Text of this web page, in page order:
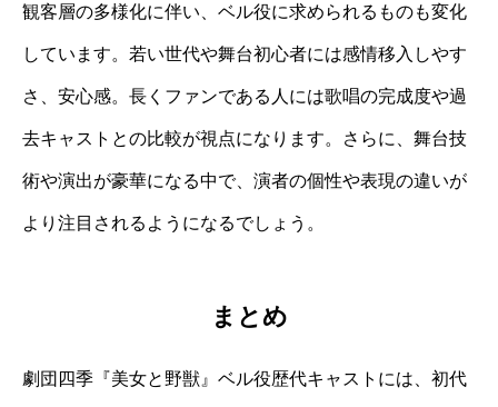
観客層の多様化に伴い、ベル役に求められるものも変化
しています。若い世代や舞台初心者には感情移入しやす
さ、安心感。長くファンである人には歌唱の完成度や過
去キャストとの比較が視点になります。さらに、舞台技
術や演出が豪華になる中で、演者の個性や表現の違いが
より注目されるようになるでしょう。
まとめ
劇団四季『美女と野獣』ベル役歴代キャストには、初代